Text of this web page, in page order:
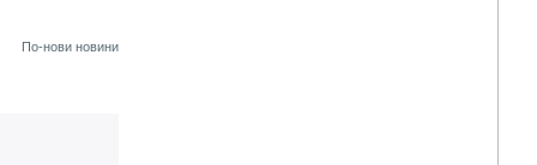
По-нови новини